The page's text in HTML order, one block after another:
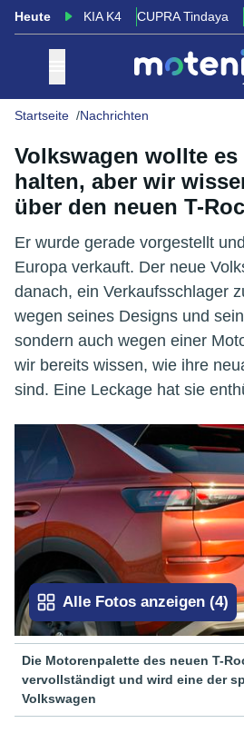
Heute KIA K4 CUPRA Tindaya
Startseite Nachrichten
Volkswagen wollte es
halten, aber wir
über den neuen T-
Er wurde gerade vorgestellt
Europa verkauft. Der neue
danach, ein Verkaufsschlager
wegen seines Designs und
sondern auch wegen einer
wir bereits wissen, wie ihre
sind. Eine Leckage hat sie
Alle Fotos anzeigen (4)
Die Motorenpalette des neuen T-
vervollständigt und wird eine der
Volkswagen